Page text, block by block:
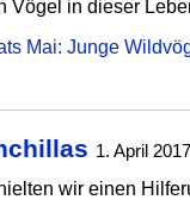
Vögel in dieser
Mai: Junge
1. April 2017
wir einen